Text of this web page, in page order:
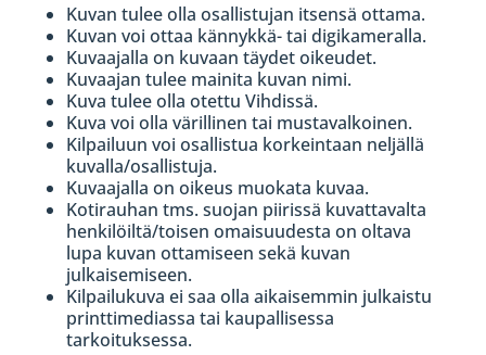
Kuvan tulee olla osallistujan itsensä ottama.
Kuvan voi ottaa kännykkä- tai digikameralla.
Kuvaajalla on kuvaan täydet oikeudet.
Kuvaajan tulee mainita kuvan nimi.
Kuva tulee olla otettu Vihdissä.
Kuva voi olla värillinen tai mustavalkoinen.
Kilpailuun voi osallistua korkeintaan neljällä
kuvalla/osallistuja.
Kuvaajalla on oikeus muokata kuvaa.
Kotirauhan tms. suojan piirissä kuvattavalta
henkilöiltä/toisen omaisuudesta on oltava
lupa kuvan ottamiseen sekä kuvan
julkaisemiseen.
Kilpailukuva ei saa olla aikaisemmin julkaistu
printtimediassa tai kaupallisessa
tarkoituksessa.